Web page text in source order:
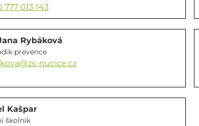
777 013 143
Rybáková
prevence
nucice.cz
Kašpar
školník